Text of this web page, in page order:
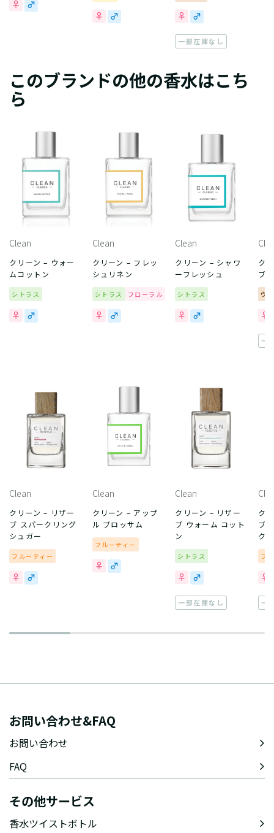
一部在庫なし
このブランドの他の香水はこち
ら
Clean
クリーン – ウォー
ムコットン
シトラス
Clean
クリーン – フレッ
シュリネン
シトラス フローラル
Clean
クリーン – シャワ
ーフレッシュ
シトラス
ク
ブ
ウ
一
Clean
クリーン – リザー
ブ スパークリング
シュガー
フルーティー
Clean
クリーン – アップ
ル ブロッサム
フルーティー
Clean
クリーン – リザー
ブ ウォーム コット
ン
シトラス
一部在庫なし
ク
ブ
ク
フ
一
お問い合わせ&FAQ
お問い合わせ
FAQ
その他サービス
香水ツイストボトル